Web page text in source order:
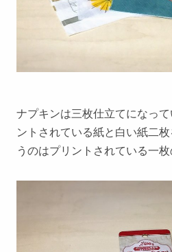
ナプキンは三枚仕立てになっ
ントされている紙と白い紙二
うのはプリントされている一枚